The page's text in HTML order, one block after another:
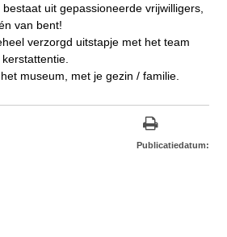
uit gepassioneerde vrijwilligers,
van bent!
verzorgd uitstapje met het team
museum, met je gezin / familie.
Publicatiedatum: